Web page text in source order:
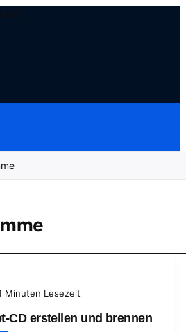
Minuten Lesezeit
CD erstellen und brennen